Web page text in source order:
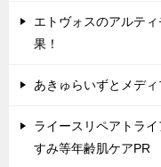
エトヴォスのアルテ
果！
あきゅらいずとメデ
ライースリペアトラ
すみ等年齢肌ケアPR